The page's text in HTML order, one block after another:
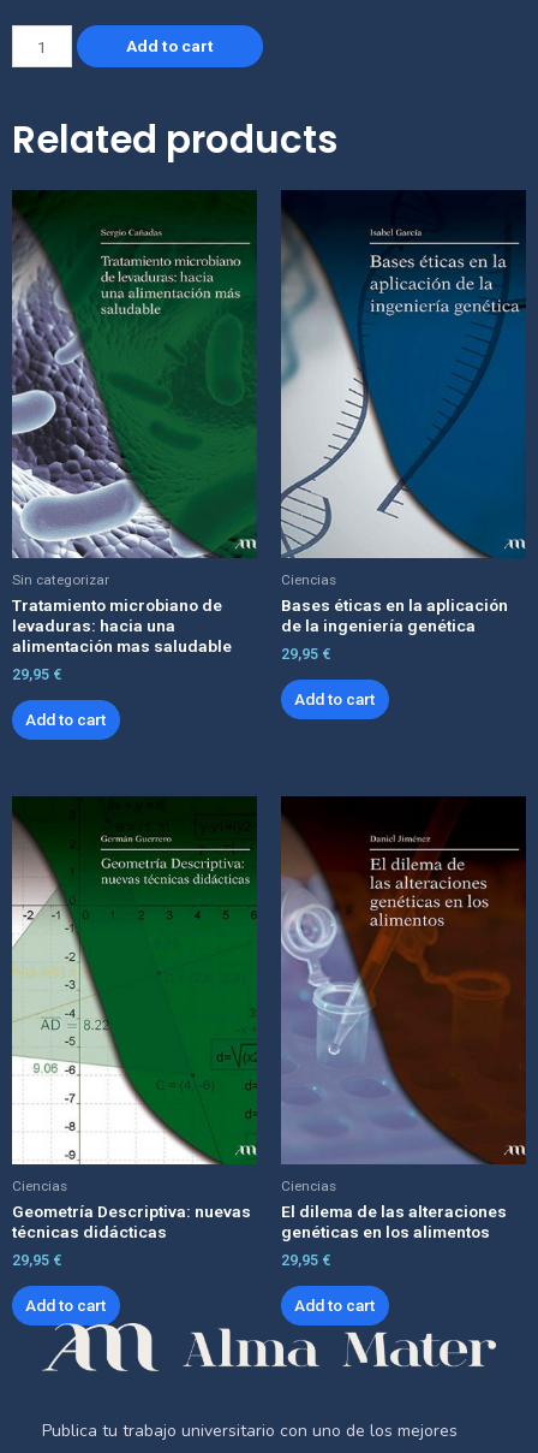
Add to cart
Related products
Sin categorizar
Tratamiento microbiano de
levaduras: hacia una
alimentación mas saludable
29,95 €
Add to cart
Ciencias
Bases éticas en la aplicación
de la ingeniería genética
29,95 €
Add to cart
Ciencias
Geometría Descriptiva: nuevas
técnicas didácticas
29,95 €
Add to cart
Ciencias
El dilema de las alteraciones
genéticas en los alimentos
29,95 €
Add to cart
Publica tu trabajo universitario con uno de los mejores